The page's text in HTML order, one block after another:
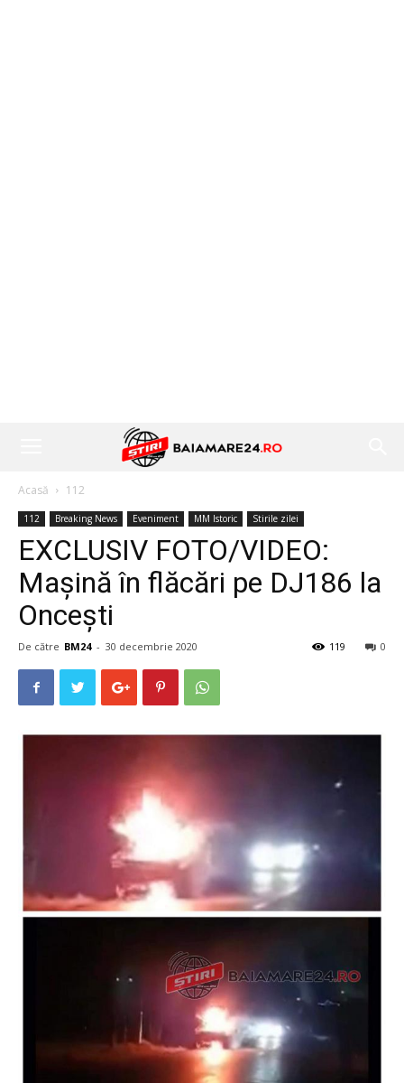
Acasă 112
112 Breaking News Eveniment MM Istoric Stirile zilei
EXCLUSIV FOTO/VIDEO:
Mașină în flăcări pe DJ186 la
Oncești
De către BM24 - 30 decembrie 2020 0
119